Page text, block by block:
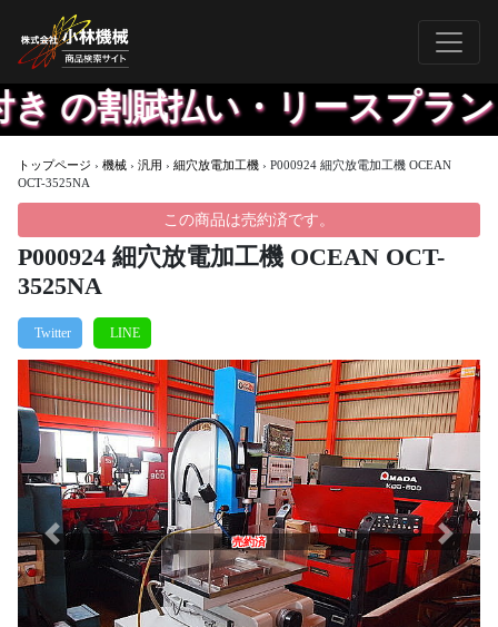
賦払い・リースプラン、
トップページ › 機械 › 汎用 › 細穴放電加工機 › P000924 細穴放電加工機 OCEAN
OCT-3525NA
この商品は売約済です。
P000924 細穴放電加工機 OCEAN OCT-
3525NA
売約済
Previous Next